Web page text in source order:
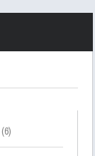
(6)